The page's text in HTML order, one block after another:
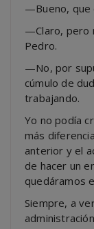
—Bueno, que
—Claro, pero
Pedro.
—No, por
cúmulo de
trabajando.
Yo no podía
más
anterior y el
de hacer un
quedáramos
Siempre, a